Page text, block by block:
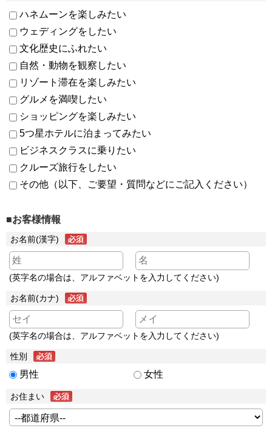
ハネムーンを楽しみたい
ウェディングをしたい
文化歴史にふれたい
自然・動物を観察したい
リゾート滞在を楽しみたい
グルメを満喫したい
ショッピングを楽しみたい
5つ星ホテルに泊まってみたい
ビジネスクラスに乗りたい
クルーズ旅行をしたい
その他（以下、ご要望・質問などにご記入ください）
■お客様情報
お名前(漢字)
(英字名の場合は、アルファベットを入力してください)
お名前(カナ)
(英字名の場合は、アルファベットを入力してください)
性別
男性 女性
お住まい